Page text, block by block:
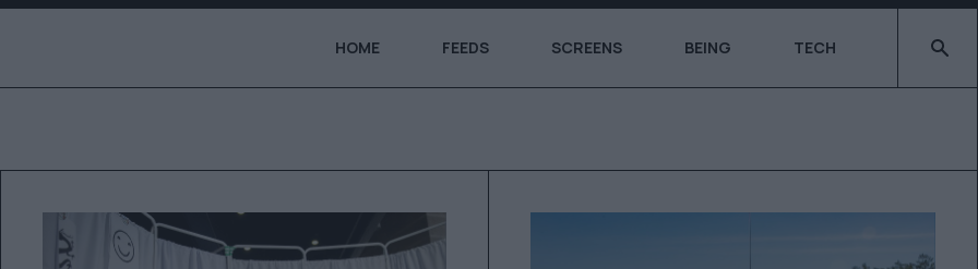
HOME FEEDS SCREENS BEING TECH Type